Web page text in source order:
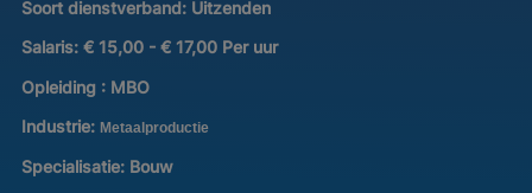
Soort dienstverband: Uitzenden
Salaris: € 15,00 - € 17,00 Per uur
Opleiding : MBO
Industrie: Metaalproductie
Specialisatie: Bouw